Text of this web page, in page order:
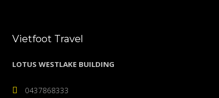
Vietfoot Travel
LOTUS WESTLAKE BUILDING
0437868333